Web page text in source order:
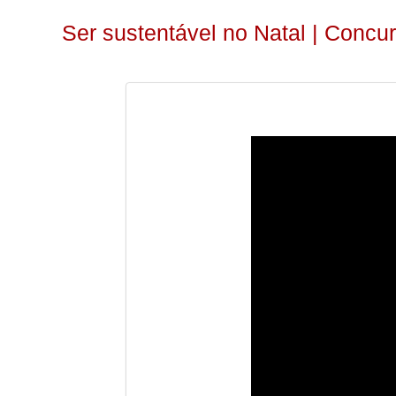
Ser sustentável no Natal |